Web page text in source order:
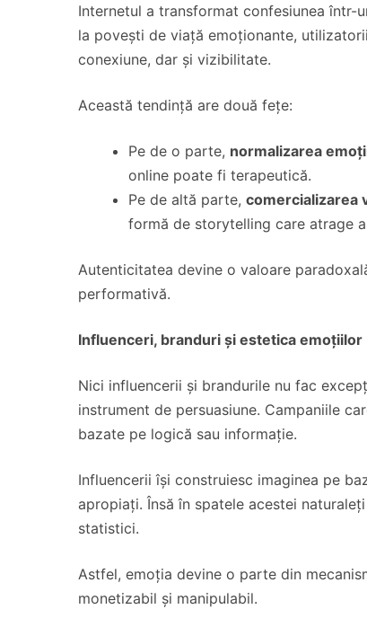
Internetul a transformat confesiunea într-
la povești de viață emoționante,
conexiune, dar și vizibilitate.
Această tendință are două fețe:
Pe de o parte, normalizarea
online poate fi terapeutică.
Pe de altă parte, comercializarea
formă de storytelling care atrage
Autenticitatea devine o valoare
performativă.
Influenceri, branduri și estetica emoțiilor
Nici influencerii și brandurile nu fac
instrument de persuasiune. Campaniile
bazate pe logică sau informație.
Influencerii își construiesc imaginea pe
apropiați. Însă în spatele acestei
statistici.
Astfel, emoția devine o parte din
monetizabil și manipulabil.